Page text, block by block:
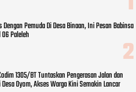
Dengan Pemuda Di Desa Binaan, Ini Pesan Babinsa
Paleleh
1305/BT Tuntaskan Pengerasan Jalan dan
Oyom, Akses Warga Kini Semakin Lancar